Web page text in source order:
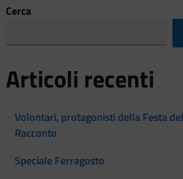
Cerca
Articoli recenti
Volontari, protagonisti della Festa del
Racconto
Speciale Ferragosto